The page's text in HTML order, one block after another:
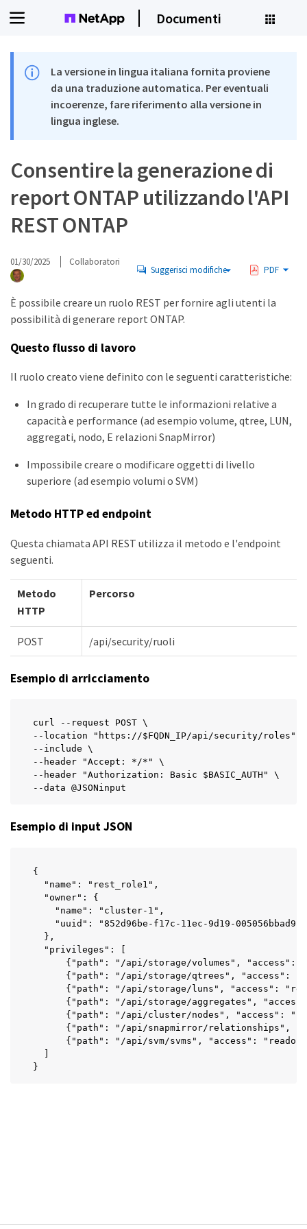
Documenti
La versione in lingua italiana fornita proviene
da una traduzione automatica. Per eventuali
incoerenze, fare riferimento alla versione in
lingua inglese.
Consentire la generazione di
report ONTAP utilizzando l'API
REST ONTAP
01/30/2025 Collaboratori
Suggerisci modifiche PDF
È possibile creare un ruolo REST per fornire agli utenti la
possibilità di generare report ONTAP.
Questo flusso di lavoro
Il ruolo creato viene definito con le seguenti caratteristiche:
In grado di recuperare tutte le informazioni relative a
capacità e performance (ad esempio volume, qtree, LUN,
aggregati, nodo, E relazioni SnapMirror)
Impossibile creare o modificare oggetti di livello
superiore (ad esempio volumi o SVM)
Metodo HTTP ed endpoint
Questa chiamata API REST utilizza il metodo e l'endpoint
seguenti.
Metodo
HTTP
Percorso
POST /api/security/ruoli
Esempio di arricciamento
curl --request POST \
--location "https://$FQDN_IP/api/security/roles" \
--include \
--header "Accept: */*" \
--header "Authorization: Basic $BASIC_AUTH" \
--data @JSONinput
Esempio di input JSON
{
  "name": "rest_role1",
  "owner": {
    "name": "cluster-1",
    "uuid": "852d96be-f17c-11ec-9d19-005056bbad91"
  },
  "privileges": [
{"path": "/api/storage/volumes", "access":
{"path": "/api/storage/qtrees", "access":
{"path": "/api/storage/luns", "access":
{"path": "/api/storage/aggregates",
{"path": "/api/cluster/nodes", "access":
{"path": "/api/snapmirror/relationships",
{"path": "/api/svm/svms", "access":
}